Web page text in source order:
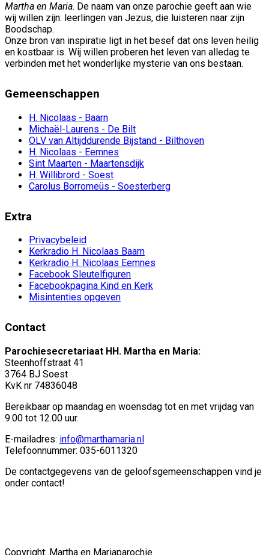
Martha en Maria. De naam van onze parochie geeft aan wie
wij willen zijn: leerlingen van Jezus, die luisteren naar zijn
Boodschap.
Onze bron van inspiratie ligt in het besef dat ons leven heilig
en kostbaar is. Wij willen proberen het leven van alledag te
verbinden met het wonderlijke mysterie van ons bestaan.
Gemeenschappen
H. Nicolaas - Baarn
Michaël-Laurens - De Bilt
OLV van Altijddurende Bijstand - Bilthoven
H. Nicolaas - Eemnes
Sint Maarten - Maartensdijk
H. Willibrord - Soest
Carolus Borromeüs - Soesterberg
Extra
Privacybeleid
Kerkradio H. Nicolaas Baarn
Kerkradio H. Nicolaas Eemnes
Facebook Sleutelfiguren
Facebookpagina Kind en Kerk
Misintenties opgeven
Contact
Parochiesecretariaat HH. Martha en Maria:
Steenhoffstraat 41
3764 BJ Soest
KvK nr 74836048
Bereikbaar op maandag en woensdag tot en met vrijdag van
9.00 tot 12.00 uur.
E-mailadres: info@marthamaria.nl
Telefoonnummer: 035-6011320
De contactgegevens van de geloofsgemeenschappen vind je
onder contact!
Copyright: Martha en Mariaparochie